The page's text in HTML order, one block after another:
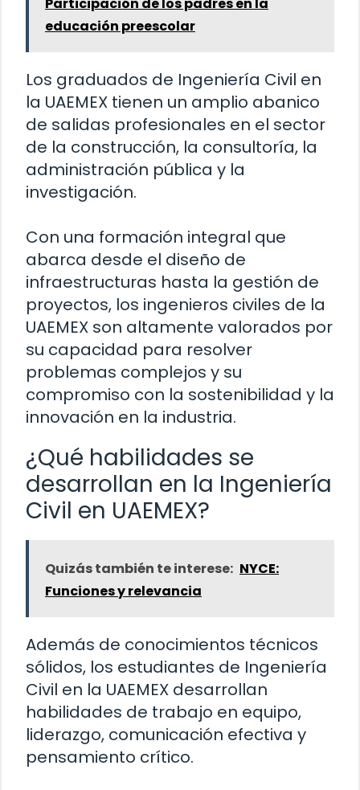
Participación de los padres en la
educación preescolar
Los graduados de Ingeniería Civil en
la UAEMEX tienen un amplio abanico
de salidas profesionales en el sector
de la construcción, la consultoría, la
administración pública y la
investigación.
Con una formación integral que
abarca desde el diseño de
infraestructuras hasta la gestión de
proyectos, los ingenieros civiles de la
UAEMEX son altamente valorados por
su capacidad para resolver
problemas complejos y su
compromiso con la sostenibilidad y la
innovación en la industria.
¿Qué habilidades se
desarrollan en la Ingeniería
Civil en UAEMEX?
Quizás también te interese: NYCE:
Funciones y relevancia
Además de conocimientos técnicos
sólidos, los estudiantes de Ingeniería
Civil en la UAEMEX desarrollan
habilidades de trabajo en equipo,
liderazgo, comunicación efectiva y
pensamiento crítico.